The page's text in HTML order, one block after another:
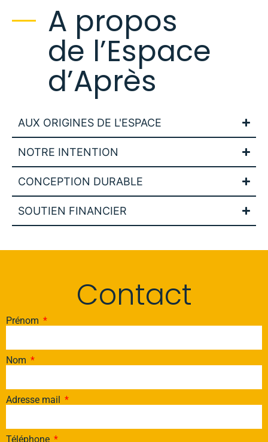
A propos
de l’Espace
d’Après
AUX ORIGINES DE L'ESPACE
NOTRE INTENTION
CONCEPTION DURABLE
SOUTIEN FINANCIER
Contact
Prénom
Nom
Adresse mail
Téléphone